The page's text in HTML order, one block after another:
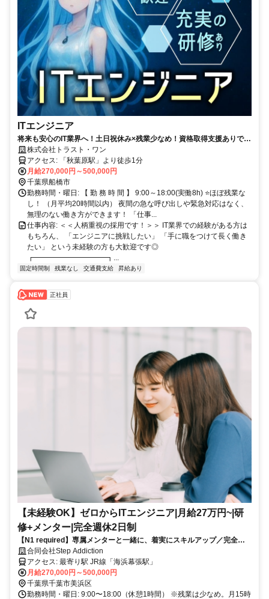
ITエンジニア
将来も安心のIT業界へ！土日祝休み×残業少なめ！資格取得支援ありでキ
ャリアアップも✨働きやすさも成長も叶います◎
株式会社トラスト・ワン
アクセス: 「秋葉原駅」より徒歩1分
月給270,000円～500,000円
千葉県船橋市
勤務時間・曜日: 【 勤 務 時 間 】 9:00～18:00(実働8h) ⭐ほぼ残業な
し！ （月平均20時間以内） 夜間の急な呼び出しや緊急対応はなく、
無理のない働き方ができます！ 「仕事...
仕事内容: ＜＜人柄重視の採用です！＞＞ IT業界での経験がある方は
もちろん、 「エンジニアに挑戦したい」 「手に職をつけて長く働き
たい」 という未経験の方も大歓迎です◎
┏━━━━━━━━━━┓...
固定時間制 残業なし 交通費支給 昇給あり
正社員
【未経験OK】ゼロからITエンジニア|月給27万円~|研
修+メンター|完全週休2日制
【N1 required】専属メンターと一緒に、着実にスキルアップ／完全未
経験・文系OK／最短5日で内定
合同会社Step Addiction
アクセス: 最寄り駅 JR線「海浜幕張駅」
月給270,000円～500,000円
千葉県千葉市美浜区
勤務時間・曜日: 9:00〜18:00（休憩1時間） ※残業は少なめ。月15時